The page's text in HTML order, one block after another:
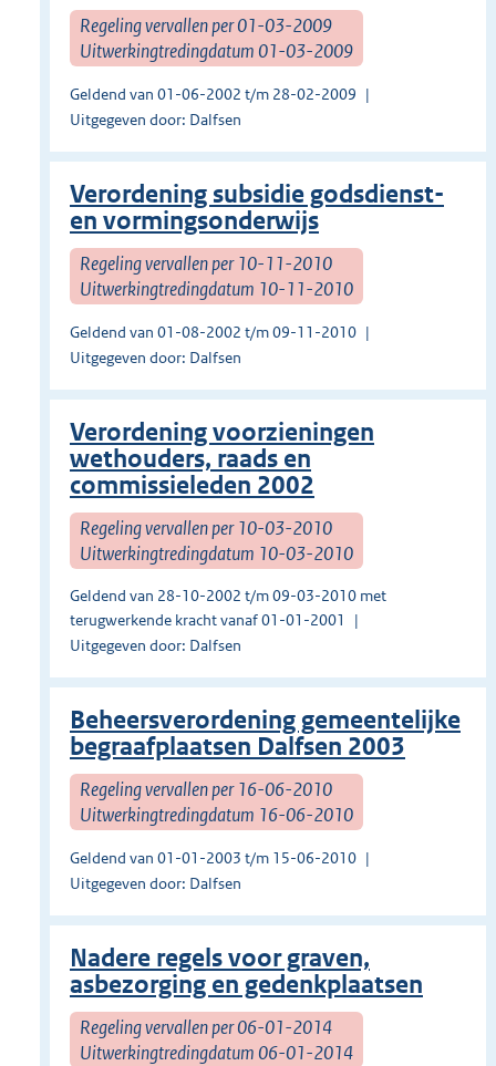
Regeling vervallen per 01-03-2009
Uitwerkingtredingdatum 01-03-2009
Geldend van 01-06-2002 t/m 28-02-2009
Uitgegeven door: Dalfsen
Verordening subsidie godsdienst-
en vormingsonderwijs
Regeling vervallen per 10-11-2010
Uitwerkingtredingdatum 10-11-2010
Geldend van 01-08-2002 t/m 09-11-2010
Uitgegeven door: Dalfsen
Verordening voorzieningen
wethouders, raads en
commissieleden 2002
Regeling vervallen per 10-03-2010
Uitwerkingtredingdatum 10-03-2010
Geldend van 28-10-2002 t/m 09-03-2010 met
terugwerkende kracht vanaf 01-01-2001
Uitgegeven door: Dalfsen
Beheersverordening gemeentelijke
begraafplaatsen Dalfsen 2003
Regeling vervallen per 16-06-2010
Uitwerkingtredingdatum 16-06-2010
Geldend van 01-01-2003 t/m 15-06-2010
Uitgegeven door: Dalfsen
Nadere regels voor graven,
asbezorging en gedenkplaatsen
Regeling vervallen per 06-01-2014
Uitwerkingtredingdatum 06-01-2014